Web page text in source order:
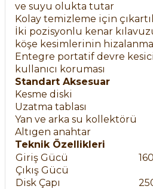
ve suyu olukta tutar
Kolay temizleme için
İki pozisyonlu kenar
köşe kesimlerinin
Entegre portatif devre
kullanıcı koruması
Standart Aksesuar
Kesme diski
Uzatma tablası
Yan ve arka su kollektörü
Altıgen anahtar
Teknik Özellikleri
Giriş Gücü
Çıkış Gücü
Disk Çapı